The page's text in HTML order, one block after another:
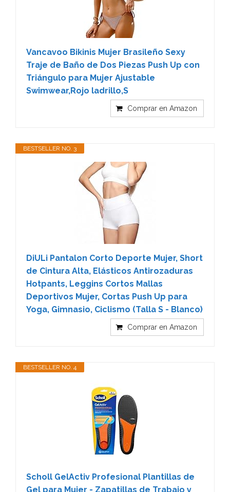
Vancavoo Bikinis Mujer Brasileño Sexy
Traje de Baño de Dos Piezas Push Up con
Triángulo para Mujer Ajustable
Swimwear,Rojo ladrillo,S
Comprar en Amazon
BESTSELLER NO. 3
DiULi Pantalon Corto Deporte Mujer, Short
de Cintura Alta, Elásticos Antirozaduras
Hotpants, Leggins Cortos Mallas
Deportivos Mujer, Cortas Push Up para
Yoga, Gimnasio, Ciclismo (Talla S - Blanco)
Comprar en Amazon
BESTSELLER NO. 4
Scholl GelActiv Profesional Plantillas de
Gel para Mujer - Zapatillas de Trabajo y